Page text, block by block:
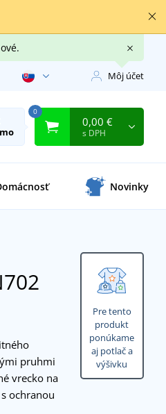
Môj účet
0
0,00 €
s DPH
Novinky
Pre tento
produkt
ponúkame
aj potlač a
výšivku
pruhmi
vrecko na
ochranou